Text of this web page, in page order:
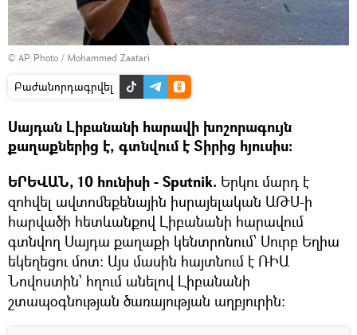
© AP Photo / Mohammed Zaatari
Բաժանորդագրվել
Սայդան Լիբանանի հարավի խոշորագույն
քաղաքներից է, գտնվում է Տիրից հյուսիս:
ԵՐԵՎԱՆ, 10 հունիսի - Sputnik. Երկու մարդ է
զոհվել ավտոմեքենային իսրայելական ԱԹՍ-ի
հարվածի հետևանքով Լիբանանի հարավում
գտնվող Սայդա քաղաքի կենտրոնում՝ Սուրբ Եղիա
եկեղեցու մոտ։ Այս մասին հայտնում է ՌԻԱ
Նովոստին՝ հղում անելով Լիբանանի
շտապօգնության ծառայության աղբյուրին։